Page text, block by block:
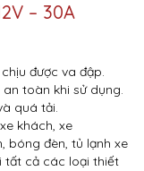
– 30A
được va đập.
toàn khi sử dụng.
quá tải.
khách, xe
bóng đèn, tủ lạnh xe
tất cả các loại thiết